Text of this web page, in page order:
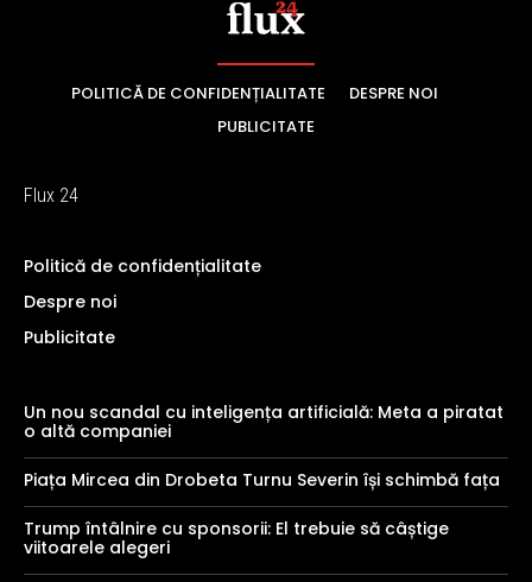
POLITICĂ DE CONFIDENȚIALITATE
DESPRE NOI
PUBLICITATE
Flux 24
Politică de confidențialitate
Despre noi
Publicitate
Un nou scandal cu inteligența artificială: Meta a piratat
o altă companiei
Piața Mircea din Drobeta Turnu Severin își schimbă fața
Trump întâlnire cu sponsorii: El trebuie să câștige
viitoarele alegeri